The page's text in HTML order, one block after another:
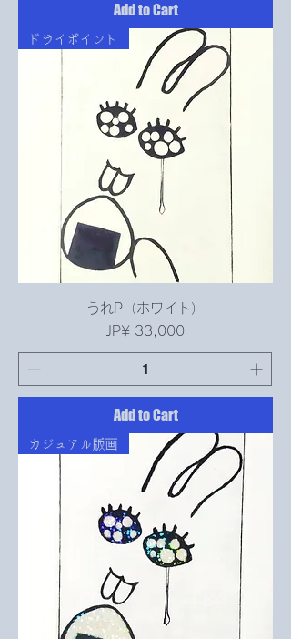
Add to Cart
ドライポイント
うれP（ホワイト）
Price
JP¥ 33,000
Add to Cart
カジュアル版画